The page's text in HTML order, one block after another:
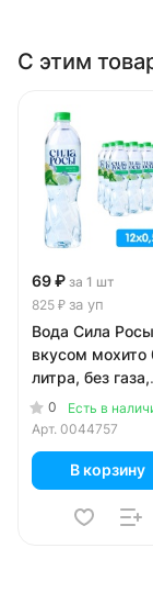
С этим
69 ₽ за 1 шт
825 ₽ за уп
Вода Сила
вкусом мохито
литра, без газа,
пэт, 12 шт. в уп.
0
Есть в
Арт. 0044757
В корзину